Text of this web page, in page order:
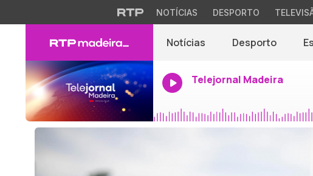
NOTÍCIAS DESPORTO
Notícias Desporto
Telejornal Madeira